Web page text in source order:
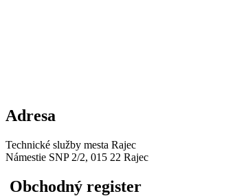
Adresa
Technické služby mesta Rajec
Námestie SNP 2/2, 015 22 Rajec
Obchodný register